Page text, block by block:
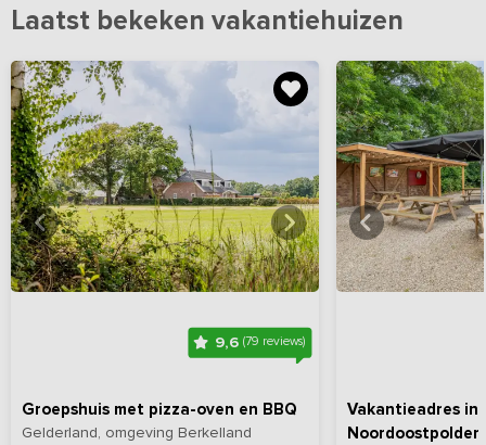
Laatst bekeken vakantiehuizen
9,6(79 reviews)
Groepshuis met pizza-oven en BBQ
Gelderland, omgeving Berkelland
Bekijkhieralle foto's
Vakantieadres in
Noordoostpolder
Bekijk